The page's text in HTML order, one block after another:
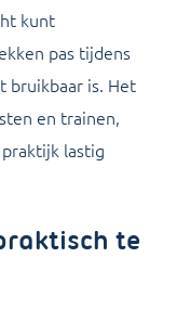
kunt
pas tijdens
bruikbaar is. Het
en trainen,
lastig
te